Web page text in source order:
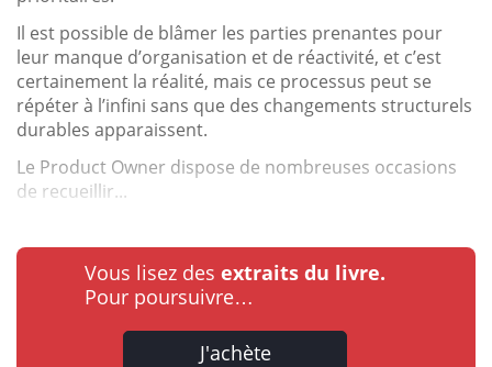
Il est possible de blâmer les parties prenantes pour
leur manque d’organisation et de réactivité, et c’est
certainement la réalité, mais ce processus peut se
répéter à l’infini sans que des changements structurels
durables apparaissent.
Le Product Owner dispose de nombreuses occasions
de recueillir...
Vous lisez des extraits du livre.
Pour poursuivre…
J'achète